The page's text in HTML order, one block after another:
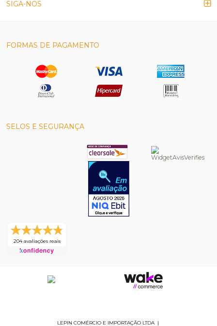
SIGA-NOS
FORMAS DE PAGAMENTO
SELOS E SEGURANÇA
204 avaliações reais
LEPIN COMÉRCIO E IMPORTAÇÃO LTDA |